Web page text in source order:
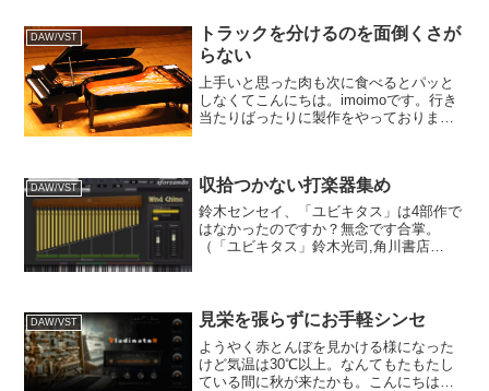
かすトラブルを記録しておりますが、ネ
タ切れすると始まる...
DAW/VST
トラックを分けるのを面倒くさが
らない
上手いと思った肉も次に食べるとパッと
しなくてこんにちは。imoimoです。行き
当たりばったりに製作をやっておりま
DAW/VST 収拾つかない打楽器集め
鈴木センセイ、「ユビキタス」は4部作で
はなかったのですか？無念です合掌。
（「ユビキタス」鈴木光司,角川書店
ふきたクリ...
DAW/VST 見栄を張らずにお手軽シンセ
ようやく赤とんぼを見かける様になった
けど気温は30℃以上。なんてもたもたし
ている間に秋が来たかも。こんにちは。